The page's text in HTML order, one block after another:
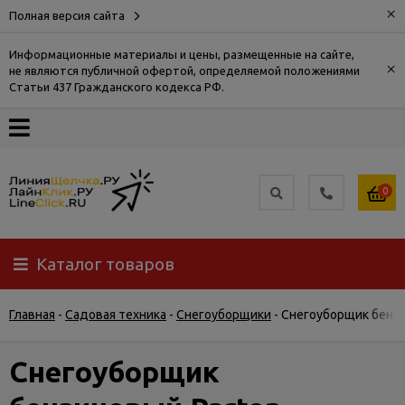
Полная версия сайта ×
Информационные материалы и цены, размещенные на сайте,
не являются публичной офертой, определяемой положениями
Статьи 437 Гражданского кодекса РФ.
×
О
Доставка
Самовывоз
Гарантия
возврат
0
Каталог товаров
Главная - Садовая техника - Снегоуборщики - Снегоуборщик
Снегоуборщик